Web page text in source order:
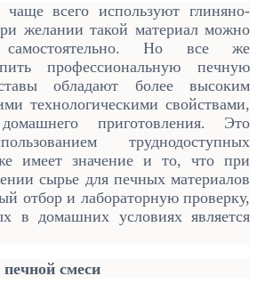
всего используют глиняно-
желании такой материал можно
Но все же
профессиональную печную
обладают более высоким
технологическими свойствами,
приготовления. Это
труднодоступных
имеет значение и то, что при
сырье для печных материалов
отбор и лабораторную проверку,
в домашних условиях является
смеси